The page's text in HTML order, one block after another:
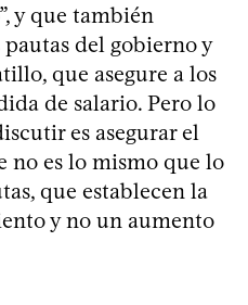
y que también
del gobierno y
que asegure a los
de salario. Pero lo
es asegurar el
no es lo mismo que lo
que establecen la
y no un aumento